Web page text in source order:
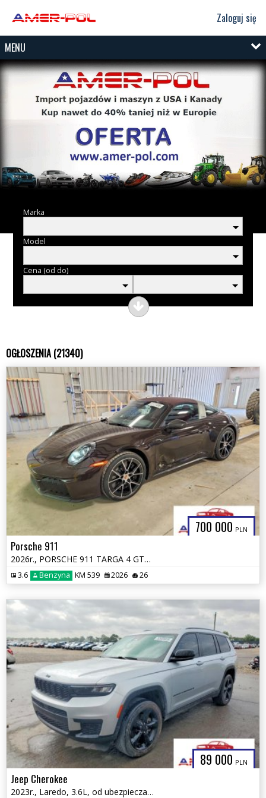
Zaloguj się
MENU
Marka
Model
Cena (od do)
OGŁOSZENIA (21340)
700 000 PLN
Porsche 911
2026r., PORSCHE 911 TARGA 4 GTS, 3.6L, od ubezpieczalni
3.6 Benzyna KM 539 2026 26
89 000 PLN
Jeep Cherokee
2023r., Laredo, 3.6L, od ubezpieczalni